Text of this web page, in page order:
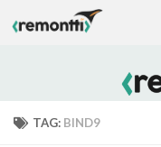
Skip to content
TAG: BIND9